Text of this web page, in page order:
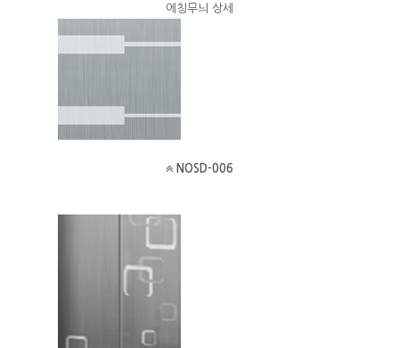
에칭무늬 상세
NOSD-006